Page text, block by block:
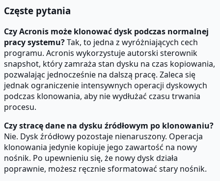
Częste pytania
Czy Acronis może klonować dysk podczas normalnej
pracy systemu?Tak, to jedna z wyróżniających cech
programu. Acronis wykorzystuje autorski sterownik
snapshot, który zamraża stan dysku na czas kopiowania,
pozwalając jednocześnie na dalszą pracę. Zaleca się
jednak ograniczenie intensywnych operacji dyskowych
podczas klonowania, aby nie wydłużać czasu trwania
procesu.
Czy stracę dane na dysku źródłowym po klonowaniu?
Nie. Dysk źródłowy pozostaje nienaruszony. Operacja
klonowania jedynie kopiuje jego zawartość na nowy
nośnik. Po upewnieniu się, że nowy dysk działa
poprawnie, możesz ręcznie sformatować stary nośnik.